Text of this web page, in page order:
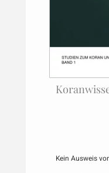
Kein Ausweis